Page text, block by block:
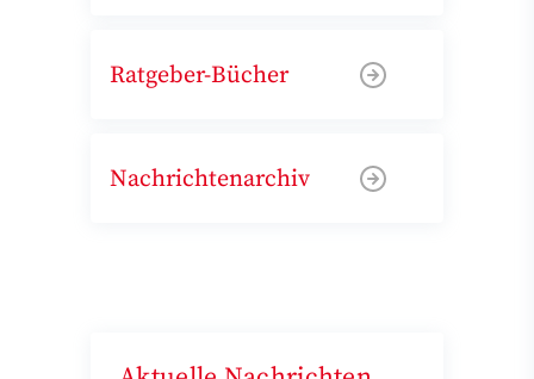
Ratgeber-Bücher
Nachrichtenarchiv